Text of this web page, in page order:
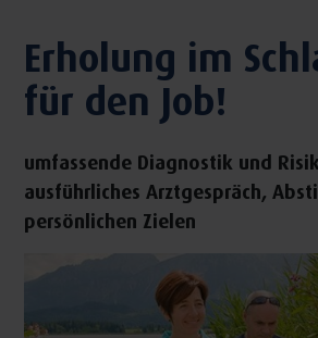
Erholung im
für den Job!
umfassende Diagnostik und
ausführliches Arztgespräch,
persönlichen Zielen